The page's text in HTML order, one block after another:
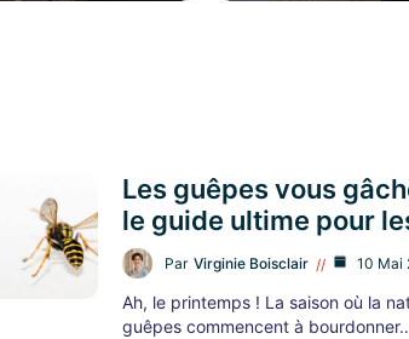
Les guêpes vous
le guide ultime pour
Par Virginie Boisclair 10 Mai
Ah, le printemps ! La saison où la
guêpes commencent à